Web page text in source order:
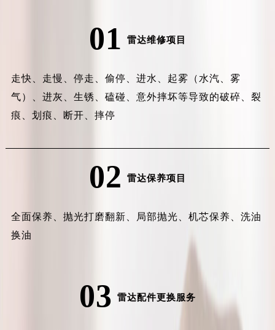
01 雷达维修项目
走快、走慢、停走、偷停、进水、起雾（水汽、雾
气）、进灰、生锈、磕碰、意外摔坏等导致的破碎、裂
痕、划痕、断开、摔停
02 雷达保养项目
全面保养、抛光打磨翻新、局部抛光、机芯保养、洗油
换油
03 雷达配件更换服务